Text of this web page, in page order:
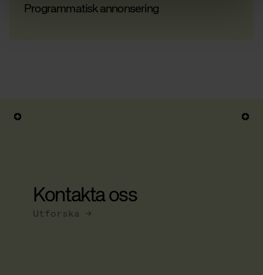
Programmatisk annonsering
Kontakta oss
Utforska →